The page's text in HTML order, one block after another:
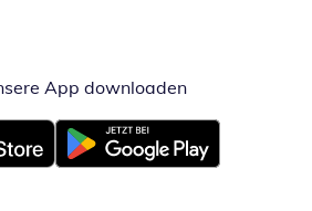
App downloadenÖffnet in
Fenster
Öffnet in neuem Fenster